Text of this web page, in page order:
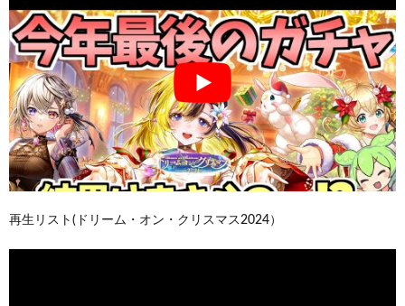
再生リスト(ドリーム・オン・クリスマス2024）